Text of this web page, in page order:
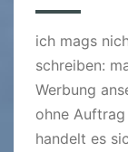
ich mags
schreiben:
Werbung
ohne
handelt es